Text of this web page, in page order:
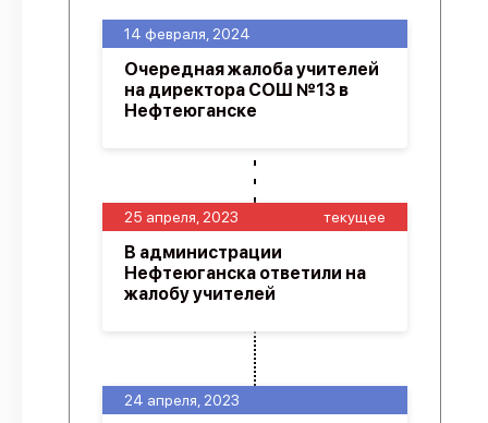
24 апреля, 2023
25 апреля, 2023 текущее
В администрации
Нефтеюганска ответили на
жалобу учителей
14 февраля, 2024
Очередная жалоба учителей
на директора СОШ №13 в
Нефтеюганске